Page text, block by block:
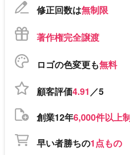
修正回数は無制限
著作権完全譲渡
ロゴの色変更も無料
顧客評価4.91／5
創業12年6,000件以上
早い者勝ちの1点もの